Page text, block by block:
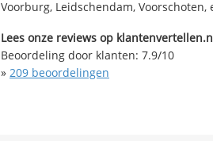
Voorburg, Leidschendam,
Lees onze reviews op
Beoordeling door klanten: 7.9/10
» 209 beoordelingen